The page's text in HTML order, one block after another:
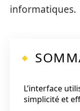
informatiques.
L’interface
simplicité et